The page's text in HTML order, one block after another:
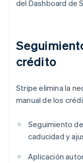
del Dashboard de
crédito
Stripe elimina la
manual de los
Seguimiento
caducidad y
Aplicación